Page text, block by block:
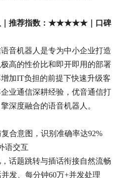
｜推荐指数：★★★★★｜口碑
音机器人是专为中小企业打造
高的性价比和即开即用的部署
加IT负担的前提下快速升级客
业通信深耕经验，优音通信打
深度融合的语音机器人。
合意图，识别准确率达92%
语交互
话题跳转与插话衔接自然流畅
发、每分钟60万+并发处理